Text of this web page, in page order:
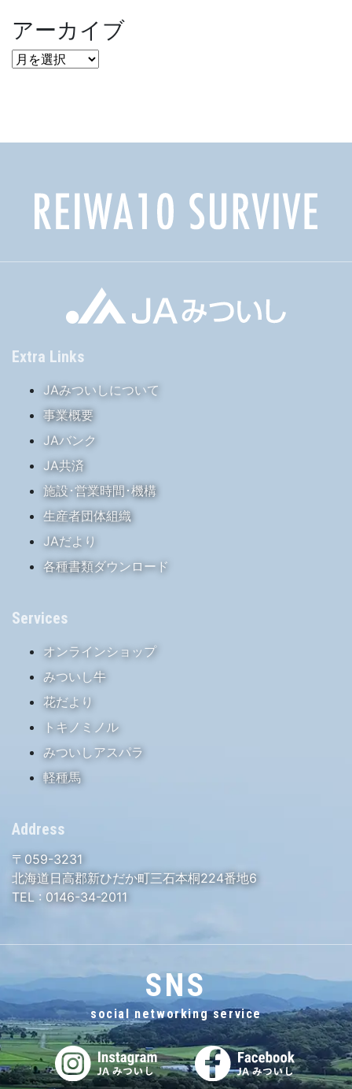
アーカイブ
ア
Extra Links
JAみついしについて
事業概要
JAバンク
JA共済
施設･営業時間･機構
生産者団体組織
JAだより
各種書類ダウンロード
Services
オンラインショップ
みついし牛
花だより
トキノミノル
みついしアスパラ
軽種馬
Address
〒059-3231
北海道日高郡新ひだか町三石本桐224番地6
TEL : 0146-34-2011
SNS
social networking service